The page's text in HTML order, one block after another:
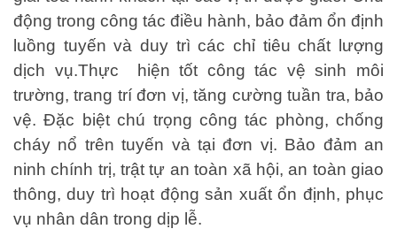
động trong công tác điều hành, bảo đảm ổn định
luồng tuyến và duy trì các chỉ tiêu chất lượng
dịch vụ.Thực
hiện tốt công tác vệ sinh môi
trường, trang trí đơn vị, tăng cường tuần tra, bảo
vệ. Đặc biệt chú trọng công tác phòng, chống
cháy nổ trên tuyến và tại đơn vị. Bảo đảm an
ninh chính trị, trật tự an toàn xã hội, an toàn giao
thông, duy trì hoạt động sản xuất ổn định, phục
vụ nhân dân trong dịp lễ.